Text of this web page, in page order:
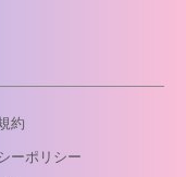
約
ーポリシー